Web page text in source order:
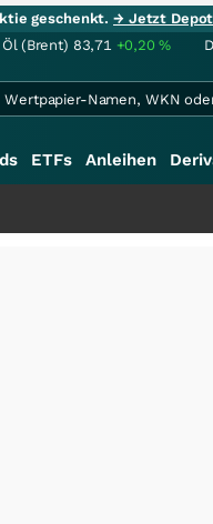
geschenkt.→ Jetzt Depot
Öl (Brent) 83,71 +0,20%
ETFs Anleihen